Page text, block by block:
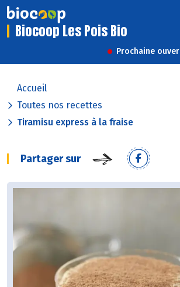
Biocoop Les Pois Bio
Prochaine
Accueil
Toutes nos recettes
Tiramisu express à la fraise
Partager sur